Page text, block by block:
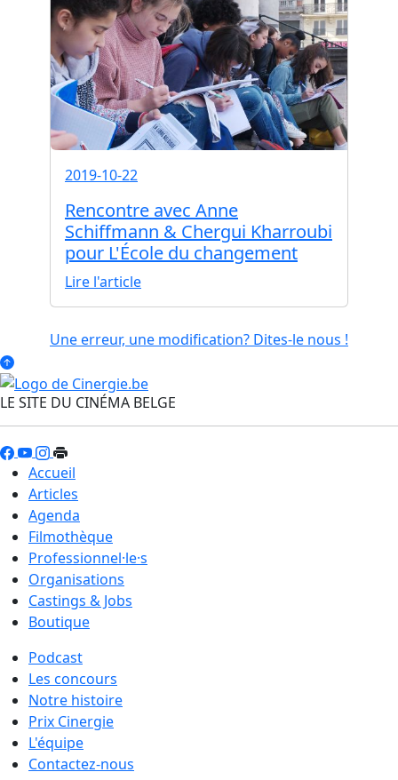
2019-10-22
Rencontre avec Anne
Schiffmann & Chergui Kharroubi
pour L'École du changement
Lire l'article
Une erreur, une modification? Dites-le nous !
LE SITE DU CINÉMA BELGE
Accueil
Articles
Agenda
Filmothèque
Professionnel·le·s
Organisations
Castings & Jobs
Boutique
Podcast
Les concours
Notre histoire
Prix Cinergie
L'équipe
Contactez-nous